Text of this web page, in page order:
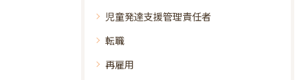
児童発達支援管理責任者
転職
再雇用